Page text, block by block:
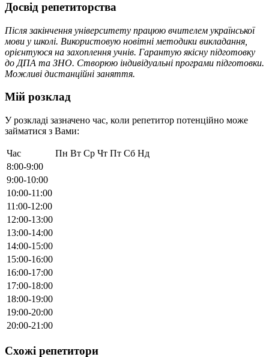
Досвід репетиторства
Після закінчення університету працюю вчителем української
мови у школі. Використовую новітні методики викладання,
орієнтуюся на захоплення учнів. Гарантую якісну підготовку
до ДПА та ЗНО. Створюю індивідуальні програми підготовки.
Можливі дистанційні заняття.
Мій розклад
У розкладі зазначено час, коли репетитор потенційно може
займатися з Вами:
Час Пн Вт Ср Чт Пт Сб Нд
8:00-9:00
9:00-10:00
10:00-11:00
11:00-12:00
12:00-13:00
13:00-14:00
14:00-15:00
15:00-16:00
16:00-17:00
17:00-18:00
18:00-19:00
19:00-20:00
20:00-21:00
Схожі репетитори